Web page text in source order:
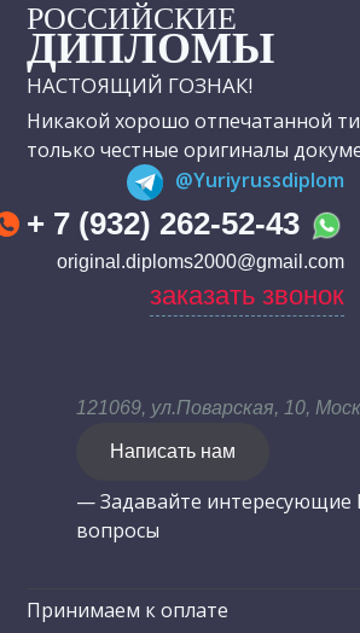
РОССИЙСКИЕ
ДИПЛОМЫ
НАСТОЯЩИЙ ГОЗНАК!
Никакой хорошо отпечатанной
только честные оригиналы
@Yuriyrussdiplom
+ 7 (932) 262-52-43
original.diploms2000@gmail.com
заказать звонок
121069, ул.Поварская, 10,
Написать нам
— Задавайте интересующие
вопросы
Принимаем к оплате